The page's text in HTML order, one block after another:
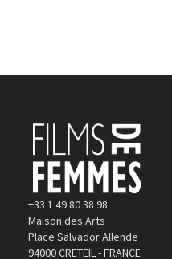
+33 1 49 80 38 98
Maison des Arts
Place Salvador Allende
94000 CRETEIL - FRANCE